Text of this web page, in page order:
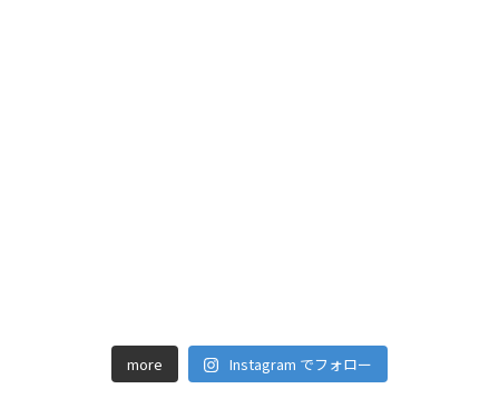
more Instagram でフォロー